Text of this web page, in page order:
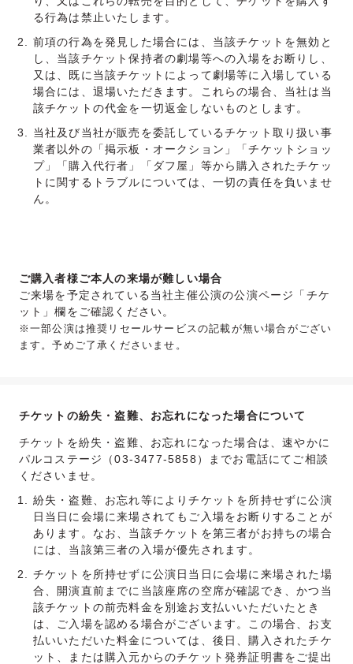
る行為は禁止いたします。
前項の行為を発見した場合には、当該チケットを無効と
し、当該チケット保持者の劇場等への入場をお断りし、
又は、既に当該チケットによって劇場等に入場している
場合には、退場いただきます。これらの場合、当社は当
該チケットの代金を一切返金しないものとします。
当社及び当社が販売を委託しているチケット取り扱い事
業者以外の「掲示板・オークション」「チケットショッ
プ」「購入代行者」「ダフ屋」等から購入されたチケッ
トに関するトラブルについては、一切の責任を負いませ
ん。
ご購入者様ご本人の来場が難しい場合
ご来場を予定されている当社主催公演の公演ページ「チケ
ット」欄をご確認ください。
※一部公演は推奨リセールサービスの記載が無い場合がござい
ます。予めご了承くださいませ。
チケットの紛失・盗難、お忘れになった場合について
チケットを紛失・盗難、お忘れになった場合は、速やかに
パルコステージ（03-3477-5858）までお電話にてご相談
くださいませ。
紛失・盗難、お忘れ等によりチケットを所持せずに公演
日当日に会場に来場されてもご入場をお断りすることが
あります。なお、当該チケットを第三者がお持ちの場合
には、当該第三者の入場が優先されます。
チケットを所持せずに公演日当日に会場に来場された場
合、開演直前までに当該座席の空席が確認でき、かつ当
該チケットの前売料金を別途お支払いいただいたとき
は、ご入場を認める場合がございます。この場合、お支
払いいただいた料金については、後日、購入されたチケ
ット、または購入元からのチケット発券証明書をご提出